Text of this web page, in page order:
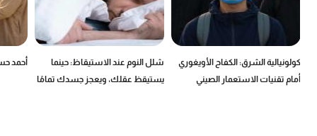
كولونيالية الشرق: الكفاح الأويغوري
أمام تقنيات الاستعمار الصيني
شلل النوم عند الاستيقاظ: حينما
يستيقظ عقلك، ويعجز جسدك تمامًا
أحمد